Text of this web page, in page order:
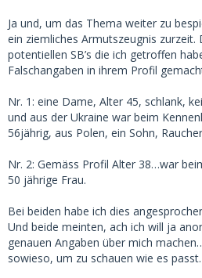
Ja und, um das Thema weiter zu
ein ziemliches Armutszeugnis zurzeit.
potentiellen SB’s die ich getroffen
Falschangaben in ihrem Profil
Nr. 1: eine Dame, Alter 45, schlank,
und aus der Ukraine war beim
56jährig, aus Polen, ein Sohn,
Nr. 2: Gemäss Profil Alter 38…war
50 jährige Frau.
Bei beiden habe ich dies
Und beide meinten, ach ich will ja
genauen Angaben über mich
sowieso, um zu schauen wie es